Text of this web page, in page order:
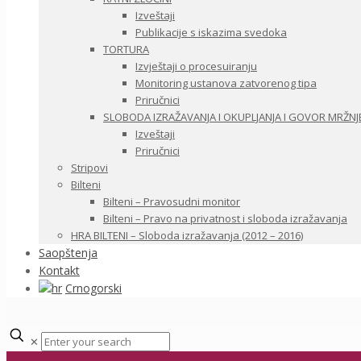
Izveštaji
Publikacije s iskazima svedoka
TORTURA
Izvještaji o procesuiranju
Monitoring ustanova zatvorenog tipa
Priručnici
SLOBODA IZRAŽAVANJA I OKUPLJANJA I GOVOR
Izveštaji
Priručnici
Stripovi
Bilteni
Bilteni – Pravosudni monitor
Bilteni – Pravo na privatnost i sloboda izražavanja
HRA BILTENI – Sloboda izražavanja (2012 – 2016)
Saopštenja
Kontakt
Crnogorski
✕